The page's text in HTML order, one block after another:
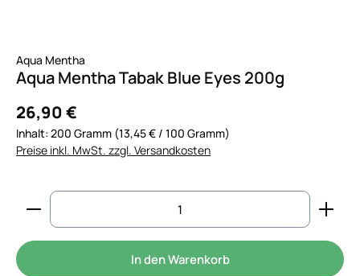
Aqua Mentha
Aqua Mentha Tabak Blue Eyes 200g
26,90 €
Inhalt: 200 Gramm (13,45 € / 100 Gramm)
Preise inkl. MwSt. zzgl. Versandkosten
Produkt Anzahl: Gib den gewünschten Wert
In den Warenkorb